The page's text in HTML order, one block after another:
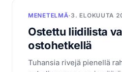
MENETELMÄ· 3. ELOKUUTA
Ostettu liidilista
ostohetkellä
Tuhansia rivejä pienellä